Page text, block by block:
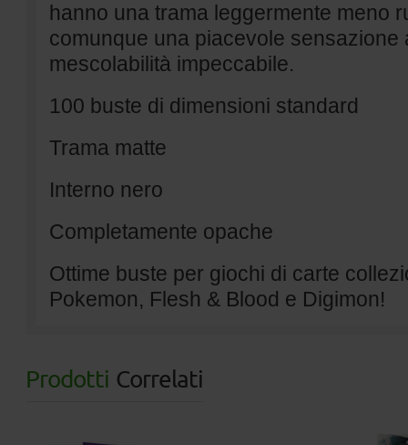
hanno una trama leggermente meno
comunque una piacevole sensazione
mescolabilità impeccabile.
100 buste di dimensioni standard
Trama matte
Interno nero
Completamente opache
Ottime buste per giochi di carte
Pokemon, Flesh & Blood e Digimon!
Prodotti Correlati